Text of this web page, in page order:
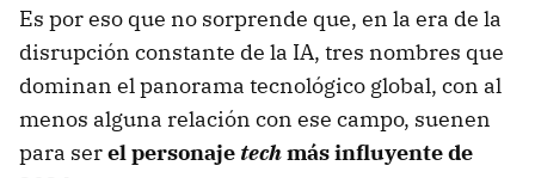
Es por eso que no sorprende que, en la era de la
disrupción constante de la IA, tres nombres que
dominan el panorama tecnológico global, con al
menos alguna relación con ese campo, suenen
para serel personaje techmás influyente de